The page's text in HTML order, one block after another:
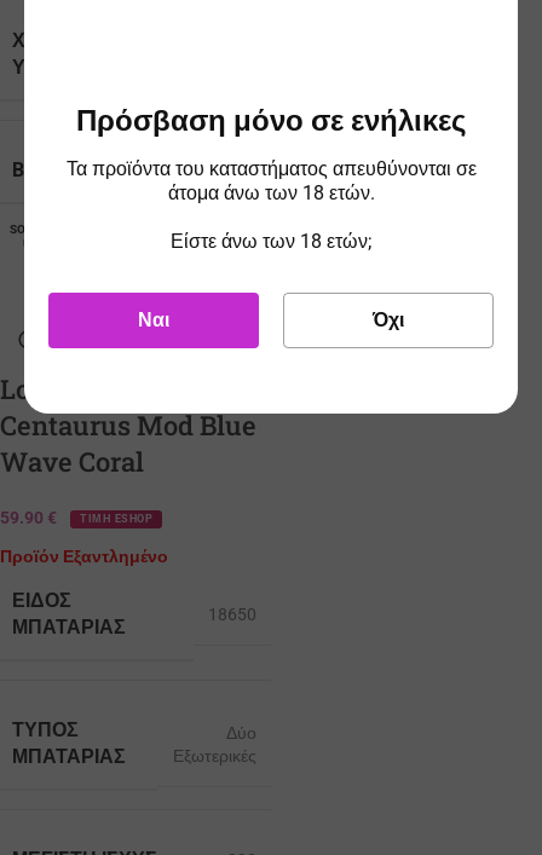
Πρόσβαση μόνο σε ενήλικες
Τα προϊόντα του καταστήματος απευθύνονται σε
άτομα άνω των 18 ετών.
Είστε άνω των 18 ετών;
Ναι Όχι
ΧΩΡΗΤΙΚΌΤΗΤΑ
ΥΓΡΟΎ
BRAND Aspire
SOLD O
UT
Lost Vape Q200
Centaurus Mod Blue
Wave Coral
59.90 € ΤΙΜΗ ESHOP
Προϊόν Εξαντλημένο
ΕΊΔΟΣ
ΜΠΑΤΑΡΊΑΣ
18650
ΤΎΠΟΣ
ΜΠΑΤΑΡΊΑΣ
Δύο
Εξωτερικές